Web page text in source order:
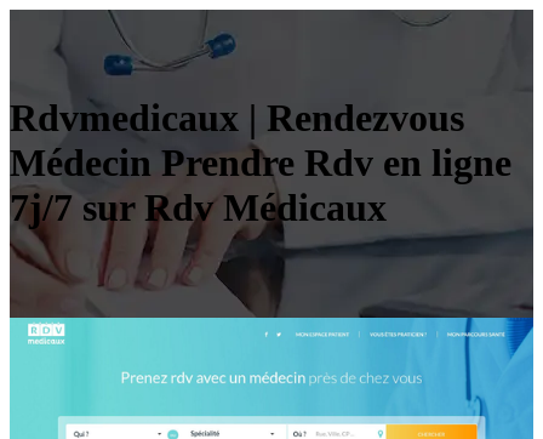
Rdvmedicaux | Rendezvous
Médecin Prendre Rdv en ligne
7j/7 sur Rdv Médicaux